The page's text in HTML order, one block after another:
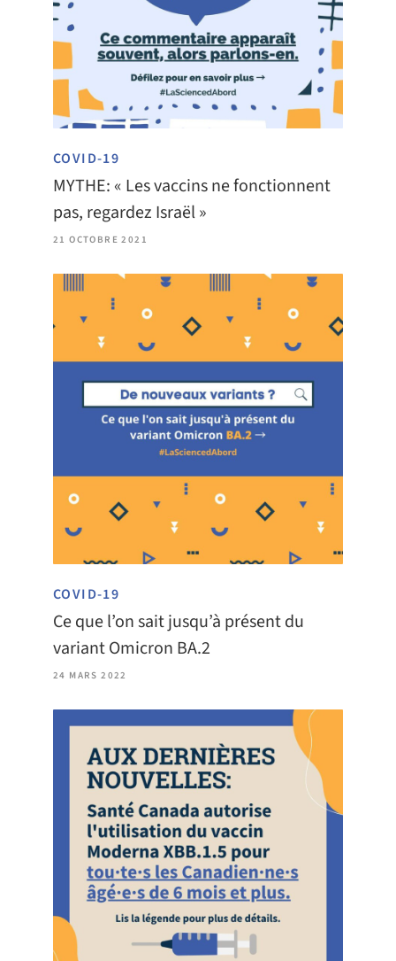
COVID-19
MYTHE: « Les vaccins ne fonctionnent
pas, regardez Israël »
21 OCTOBRE 2021
COVID-19
Ce que l’on sait jusqu’à présent du
variant Omicron BA.2
24 MARS 2022